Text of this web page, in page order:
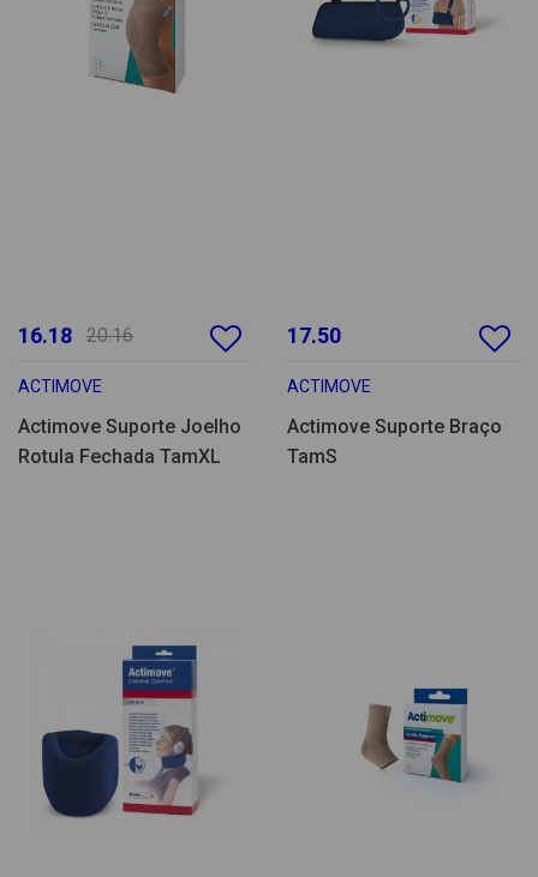
16.18 20.16
ACTIMOVE
Actimove Suporte Joelho
Rotula Fechada TamXL
17.50
ACTIMOVE
Actimove Suporte Braço
TamS